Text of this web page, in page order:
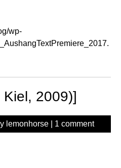
wp-
2009)]
lemonhorse 1 comment